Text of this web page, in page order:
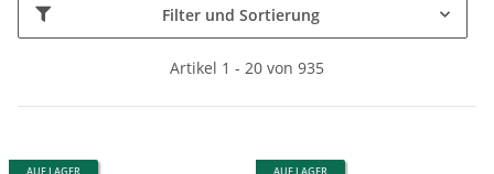
Filter und Sortierung
Artikel 1 - 20 von 935
AUF LAGER AUF LAGER